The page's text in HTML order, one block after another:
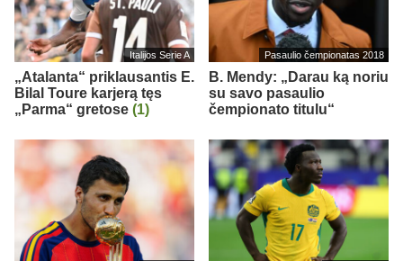
Italijos Serie A
„Atalanta“ priklausantis E.
Bilal Toure karjerą tęs
„Parma“ gretose (1)
Pasaulio čempionatas 2018
B. Mendy: „Darau ką noriu
su savo pasaulio
čempionato titulu“